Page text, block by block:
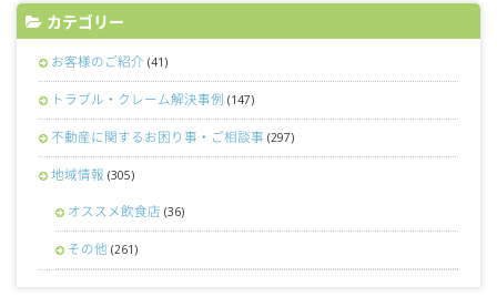
カテゴリー
お客様のご紹介 (41)
トラブル・クレーム解決事例 (147)
不動産に関するお困り事・ご相談事 (297)
地域情報 (305)
オススメ飲食店 (36)
その他 (261)